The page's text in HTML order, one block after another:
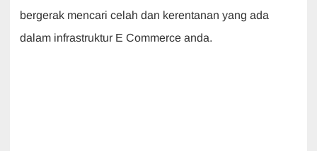
bergerak mencari celah dan kerentanan yang ada
dalam infrastruktur E Commerce anda.